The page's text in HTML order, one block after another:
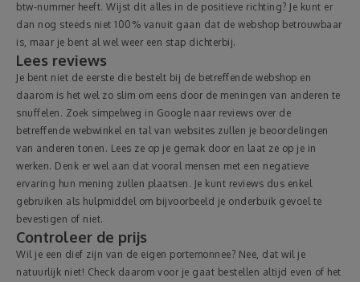
btw-nummer heeft. Wijst dit alles in de positieve richting? Je kunt er
dan nog steeds niet 100% vanuit gaan dat de webshop betrouwbaar
is, maar je bent al wel weer een stap dichterbij.
Lees reviews
Je bent niet de eerste die bestelt bij de betreffende webshop en
daarom is het wel zo slim om eens door de meningen van anderen te
snuffelen. Zoek simpelweg in Google naar reviews over de
betreffende webwinkel en tal van websites zullen je beoordelingen
van anderen tonen. Lees ze op je gemak door en laat ze op je in
werken. Denk er wel aan dat vooral mensen met een negatieve
ervaring hun mening zullen plaatsen. Je kunt reviews dus enkel
gebruiken als hulpmiddel om bijvoorbeeld je onderbuik gevoel te
bevestigen of niet.
Controleer de prijs
Wil je een dief zijn van de eigen portemonnee? Nee, dat wil je
natuurlijk niet! Check daarom voor je gaat bestellen altijd even of het